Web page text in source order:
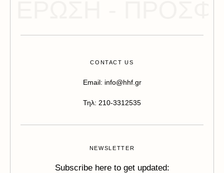
CONTACT US
Email: info@hhf.gr
Τηλ: 210-3312535
NEWSLETTER
Subscribe here to get updated: